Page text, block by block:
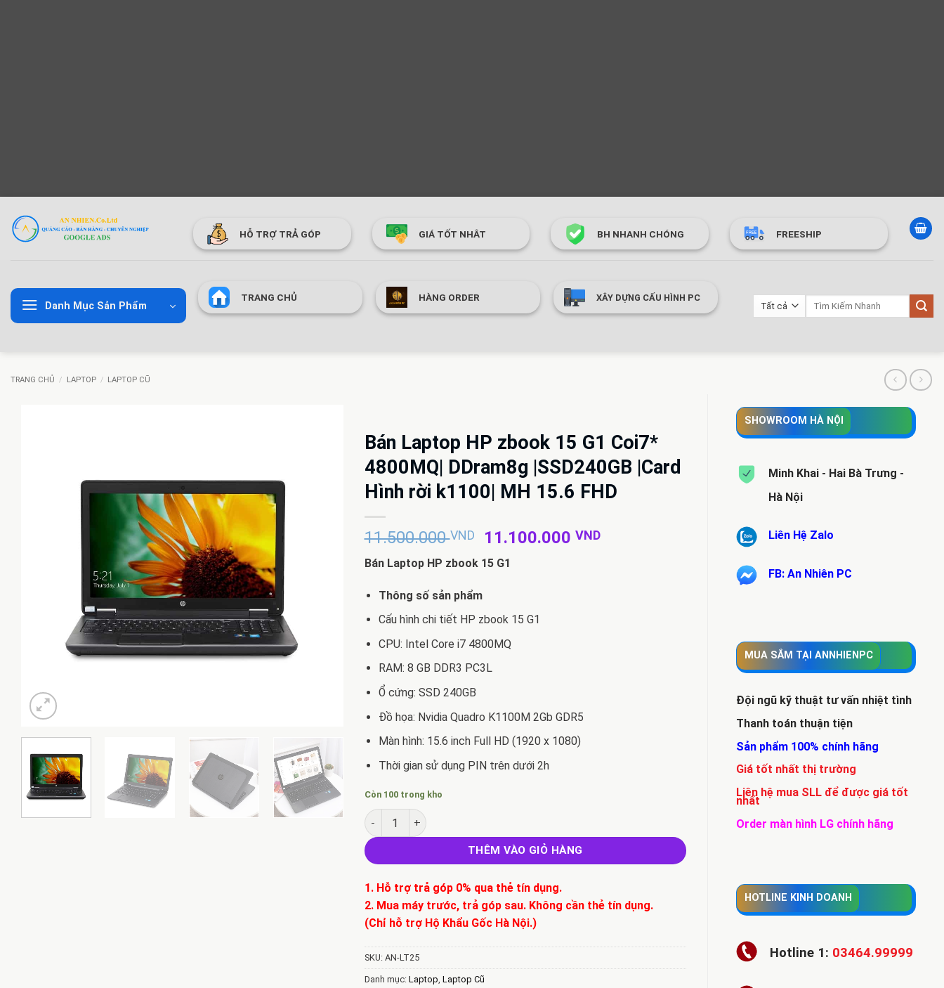
qua
HỖ TRỢ TRẢ GÓP GIÁ TỐT NHÂT BH NHANH CHÓNG FREESHIP
Danh Mục Sản Phẩm
TRANG CHỦ HÀNG ORDER XÂY DỰNG CẤU HÌNH PC
TRANG CHỦ / LAPTOP / LAPTOP CŨ
SHOWROOM HÀ NỘI
Minh Khai - Hai Bà Trưng -
Hà Nội
Liên Hệ Zalo
FB: An Nhiên PC
MUA SẮM TẠI ANNHIENPC
Đội ngũ kỹ thuật tư vấn nhiệt tình
Thanh toán thuận tiện
Sản phẩm 100% chính hãng
Giá tốt nhất thị trường
Liên hệ mua SLL để được giá tốt
nhất
Order màn hình LG chính hãng
HOTLINE KINH DOANH
Hotline 1: 03464.99999
Bán Laptop HP zbook 15 G1 Coi7*
4800MQ| DDram8g |SSD240GB |Card
Hình rời k1100| MH 15.6 FHD
11.500.000VND
Giá
gốc
là:
11.100.000 VNDGiá
Bán Laptop HP zbook 15 G1
Thông số sản phẩm
Cấu hình chi tiết HP zbook 15 G1
CPU: Intel Core i7 4800MQ
RAM: 8 GB DDR3 PC3L
Ổ cứng: SSD 240GB
Đồ họa: Nvidia Quadro K1100M 2Gb GDR5
Màn hình: 15.6 inch Full HD (1920 x 1080)
Thời gian sử dụng PIN trên dưới 2h
Còn 100 trong kho
Bán Laptop HP zbook 15 G1 Coi7* 4800MQ| DDram8g |SSD240GB |Card Hình rời k1100| MH 15.6 FHD số lượng
THÊM VÀO GIỎ HÀNG
1. Hỗ trợ trả góp 0% qua thẻ tín dụng.
2. Mua máy trước, trả góp sau. Không cần thẻ tín dụng.
(Chỉ hỗ trợ Hộ Khẩu Gốc Hà Nội.)
SKU: AN-LT25
Danh mục: Laptop, Laptop Cũ